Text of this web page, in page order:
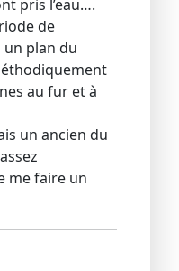
pris l’eau….
de
plan du
au fur et à
un ancien du
me faire un